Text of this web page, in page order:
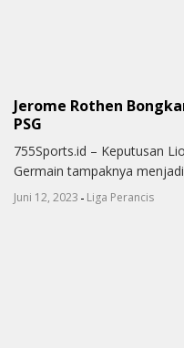
Jerome Rothen
PSG
755Sports.id – Keputusan
Germain tampaknya
Juni 12, 2023 - Liga Perancis